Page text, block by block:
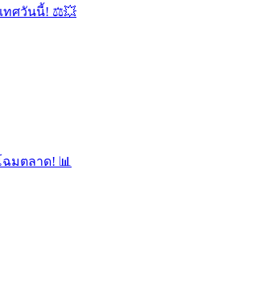
ทศวันนี้! ⚖️💥
มตลาด! 📊